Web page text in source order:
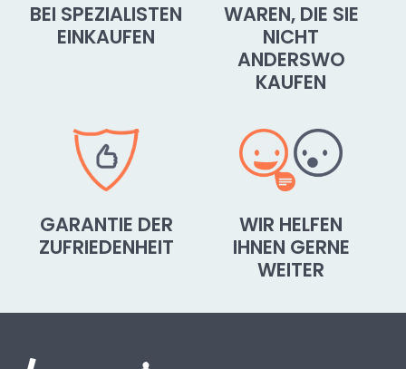
BEI SPEZIALISTEN
EINKAUFEN
WAREN, DIE SIE
NICHT
ANDERSWO
KAUFEN
GARANTIE DER
ZUFRIEDENHEIT
WIR HELFEN
IHNEN GERNE
WEITER